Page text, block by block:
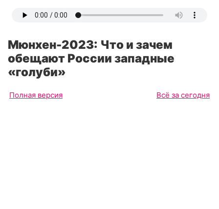
Мюнхен-2023: Что и зачем
обещают России западные
«голуби»
Полная версия Всё за сегодня